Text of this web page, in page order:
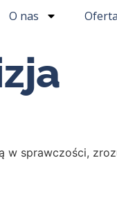
O nas Oferta
sprawczości,